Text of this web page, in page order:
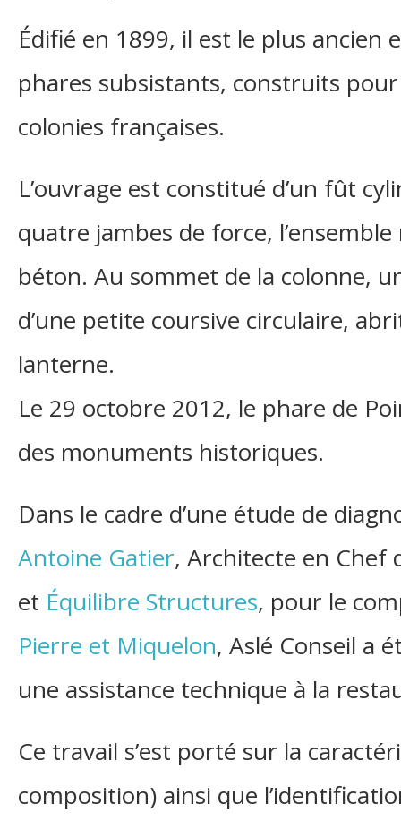
Édifié en 1899, il est le plus
phares subsistants, construits pour
colonies françaises.
L’ouvrage est constitué d’un fût
quatre jambes de force,
béton. Au sommet de la colonne,
d’une petite coursive circulaire,
lanterne.
Le 29 octobre 2012, le phare de
des monuments historiques.
Dans le cadre d’une étude de
Antoine Gatier, Architecte en Chef
et Équilibre Structures, pour le
Pierre et Miquelon, Aslé Conseil a
une assistance technique à la
Ce travail s’est porté sur la
composition) ainsi que